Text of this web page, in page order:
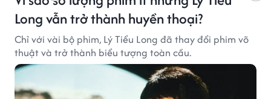
Long vẫn trở thành huyền thoại?
Chỉ với vài bộ phim, Lý Tiểu Long đã thay đổi phim võ
thuật và trở thành biểu tượng toàn cầu.